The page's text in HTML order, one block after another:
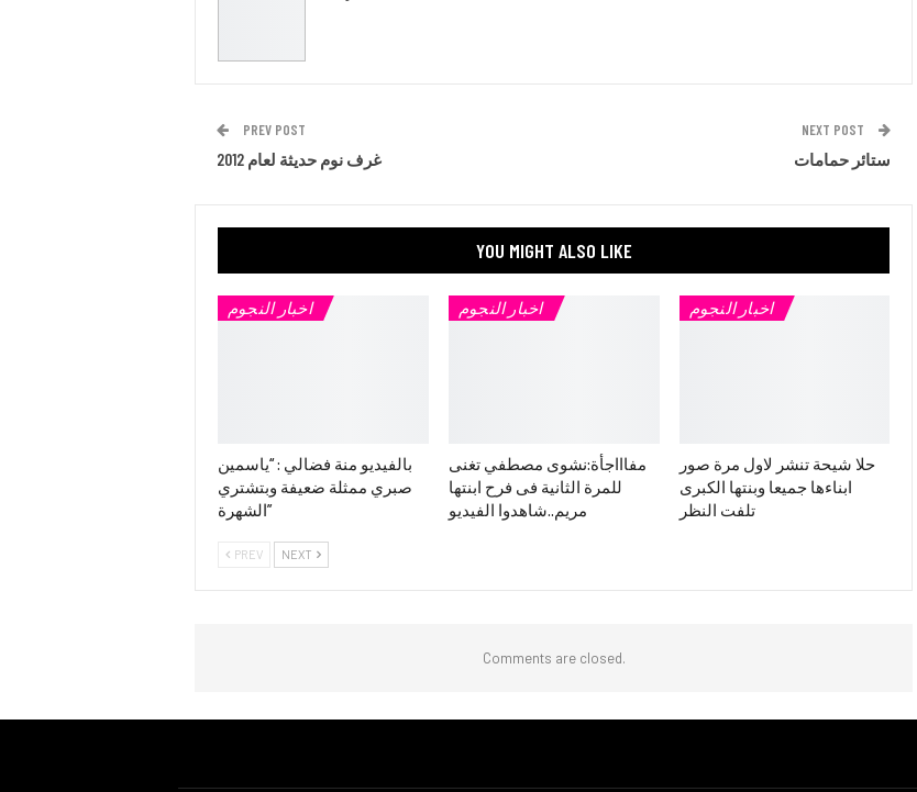
PREV POST
غرف نوم حديثة لعام 2012
NEXT POST
ستائر حمامات
YOU MIGHT ALSO LIKE
اخبار النجوم
بالفيديو منة فضالي : “ياسمين
صبري ممثلة ضعيفة وبتشتري
الشهرة”
اخبار النجوم
مفاااجأة:نشوى مصطفي تغنى
للمرة الثانية فى فرح ابنتها
مريم..شاهدوا الفيديو
اخبار النجوم
حلا شيحة تنشر لاول مرة صور
ابناءها جميعا وبنتها الكبرى
تلفت النظر
PREV NEXT
Comments are closed.